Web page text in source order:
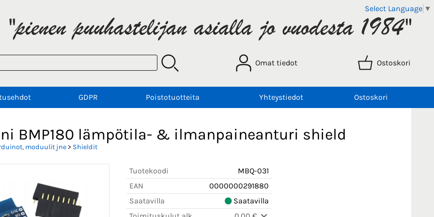
Select Language ▼
Omat tiedot Ostoskori
GDPR Poistotuotteita Yhteystiedot Ostoskori
BMP180 lämpötila- & ilmanpaineanturi shield
moduulit jne> Shieldit
Tuotekoodi
MBQ-031
EAN
0000000291880
Saatavilla
Saatavilla